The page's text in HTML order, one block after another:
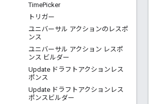
TimePicker
トリガー
ユニバーサル アクションのレスポ
ンス
ユニバーサル アクション レスポ
ンス ビルダー
Update ドラフトアクションレス
ポンス
Update ドラフトアクションレス
ポンスビルダー